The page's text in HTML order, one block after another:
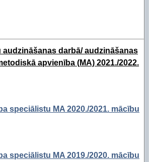
audzināšanas darbā/ audzināšanas
apvienība (MA) 2021./2022.
speciālistu MA 2020./2021. mācību
speciālistu MA 2019./2020. mācību